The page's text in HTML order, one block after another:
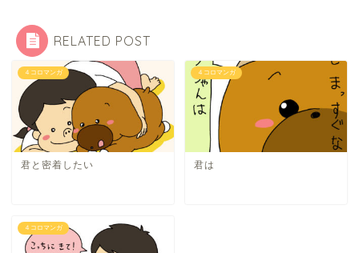
RELATED POST
４コロマンガ
君と密着したい
４コロマンガ
君は
４コロマンガ